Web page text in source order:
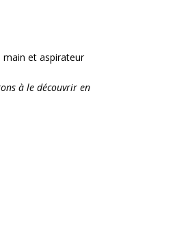
main et aspirateur
à le découvrir en